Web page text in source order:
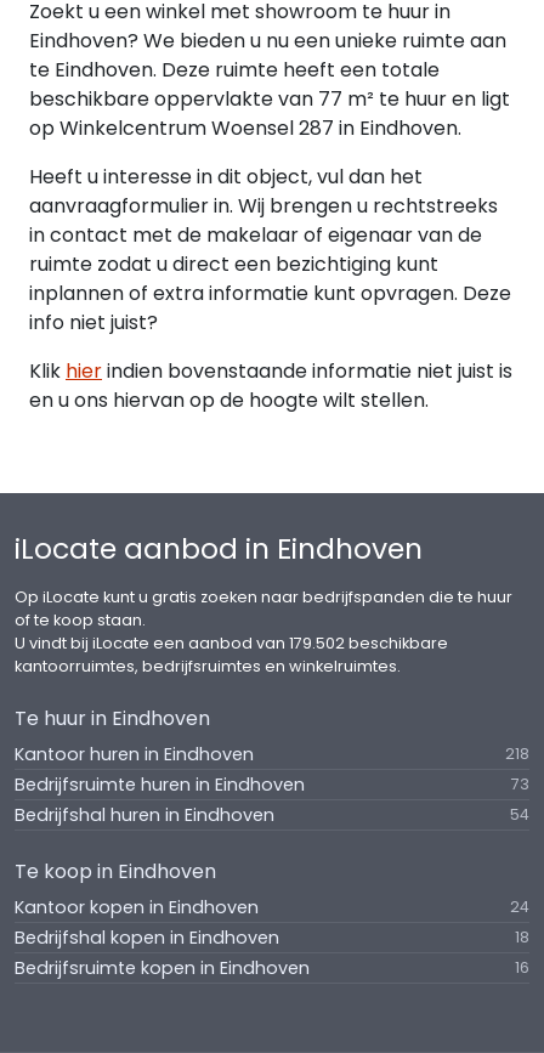
Zoekt u een winkel met showroom te huur in
Eindhoven? We bieden u nu een unieke ruimte aan
te Eindhoven. Deze ruimte heeft een totale
beschikbare oppervlakte van 77 m² te huur en ligt
op Winkelcentrum Woensel 287 in Eindhoven.
Heeft u interesse in dit object, vul dan het
aanvraagformulier in. Wij brengen u rechtstreeks
in contact met de makelaar of eigenaar van de
ruimte zodat u direct een bezichtiging kunt
inplannen of extra informatie kunt opvragen. Deze
info niet juist?
Klik hierindien bovenstaande informatie niet juist is
en u ons hiervan op de hoogte wilt stellen.
iLocate aanbod in Eindhoven
Op iLocate kunt u gratis zoeken naar bedrijfspanden die te huur
of te koop staan.
U vindt bij iLocate een aanbod van 179.502 beschikbare
kantoorruimtes, bedrijfsruimtes en winkelruimtes.
Te huur in Eindhoven
Kantoor huren in Eindhoven 218
Bedrijfsruimte huren in Eindhoven 73
Bedrijfshal huren in Eindhoven 54
Te koop in Eindhoven
Kantoor kopen in Eindhoven 24
Bedrijfshal kopen in Eindhoven 18
Bedrijfsruimte kopen in Eindhoven 16